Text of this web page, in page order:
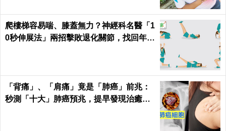
爬樓梯容易喘、膝蓋無力？神經科名醫「1
0秒伸展法」兩招擊敗退化關節，找回年輕
「背痛」、「肩痛」竟是「肺癌」前兆：
秒測「十大」肺癌預兆，提早發現治癒率